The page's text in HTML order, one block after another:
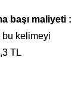
başı maliyeti :
kelimeyi
TL